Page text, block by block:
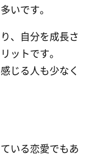
いです。
、自分を成長さ
ットです。
じる人も少なく
いる恋愛でもあ